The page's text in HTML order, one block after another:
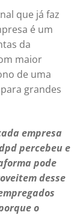
que já faz
é um
da
maior
de uma
grandes
empresa
percebeu e
pode
desse
o